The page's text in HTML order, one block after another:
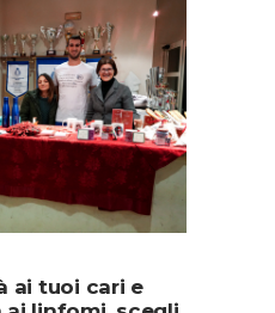
ai tuoi cari e